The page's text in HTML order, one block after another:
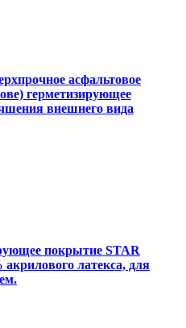
асфальтовое
герметизирующее
внешнего вида
покрытие STAR
латекса, для